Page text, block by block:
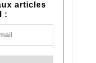
articles
: